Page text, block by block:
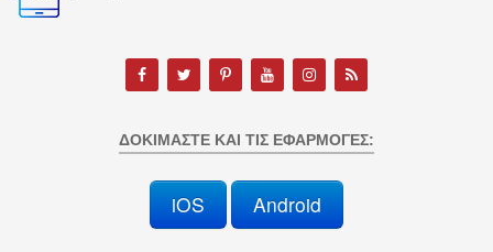
ΔΟΚΙΜΆΣΤΕ ΚΑΙ ΤΙΣ ΕΦΑΡΜΟΓΈΣ:
iOS Android